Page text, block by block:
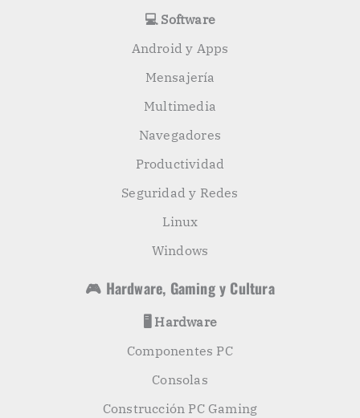
💻 Software
Android y Apps
Mensajería
Multimedia
Navegadores
Productividad
Seguridad y Redes
Linux
Windows
🎮 Hardware, Gaming y Cultura
🖥️ Hardware
Componentes PC
Consolas
Construcción PC Gaming